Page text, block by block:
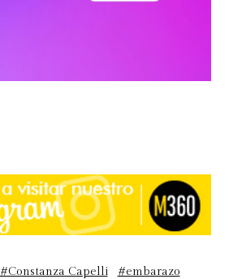
#Constanza Capelli
#embarazo